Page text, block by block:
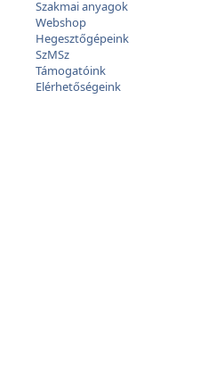
Szakmai anyagok
Webshop
Hegesztőgépeink
SzMSz
Támogatóink
Elérhetőségeink